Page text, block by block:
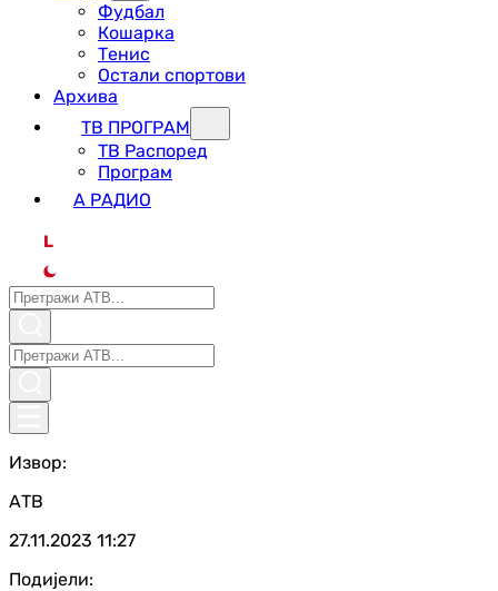
Фудбал
Кошарка
Тенис
Остали спортови
Архива
ТВ ПРОГРАМ
ТВ Распоред
Програм
А РАДИО
L
Извор:
АТВ
27.11.2023 11:27
Подијели: